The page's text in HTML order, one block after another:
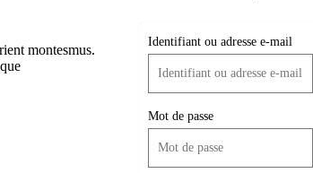
montesmus.
Identifiant ou adresse e-mail
Mot de passe